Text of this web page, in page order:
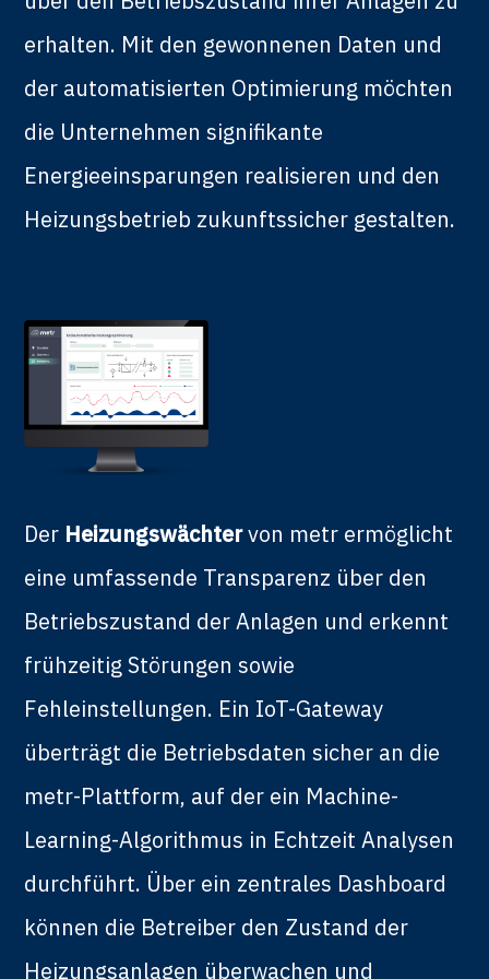
erhalten. Mit den gewonnenen Daten und
der automatisierten Optimierung möchten
die Unternehmen signifikante
Energieeinsparungen realisieren und den
Heizungsbetrieb zukunftssicher gestalten.
Der Heizungswächtervon metr ermöglicht
eine umfassende Transparenz über den
Betriebszustand der Anlagen und erkennt
frühzeitig Störungen sowie
Fehleinstellungen. Ein IoT-Gateway
überträgt die Betriebsdaten sicher an die
metr-Plattform, auf der ein Machine-
Learning-Algorithmus in Echtzeit Analysen
durchführt. Über ein zentrales Dashboard
können die Betreiber den Zustand der
Heizungsanlagen überwachen und